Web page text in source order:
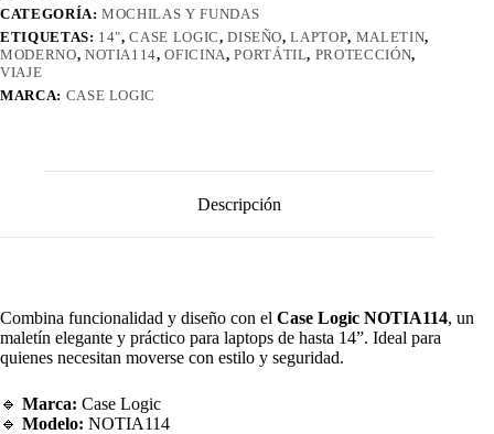
CATEGORÍA:MOCHILAS Y FUNDAS
ETIQUETAS: 14",CASE LOGIC,DISEÑO,LAPTOP, MALETIN,
MODERNO, NOTIA114,OFICINA,PORTÁTIL, PROTECCIÓN,
VIAJE
MARCA: CASE LOGIC
Descripción
Combina funcionalidad y diseño con el Case Logic NOTIA114, un
maletín elegante y práctico para laptops de hasta 14”. Ideal para
quienes necesitan moverse con estilo y seguridad.
🔹 Marca: Case Logic
🔹 Modelo: NOTIA114